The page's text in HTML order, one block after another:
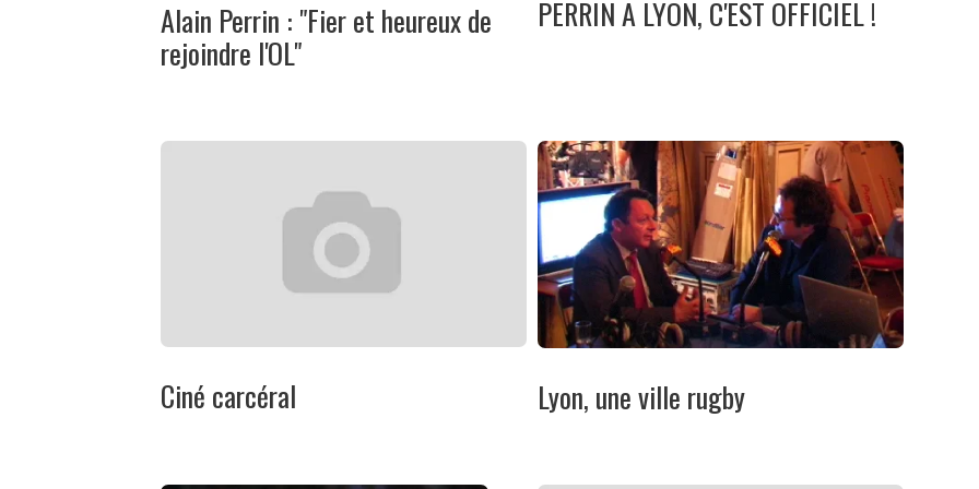
Alain Perrin : "Fier et heureux de
rejoindre l'OL"
PERRIN A LYON, C'EST OFFICIEL !
Ciné carcéral Lyon, une ville rugby